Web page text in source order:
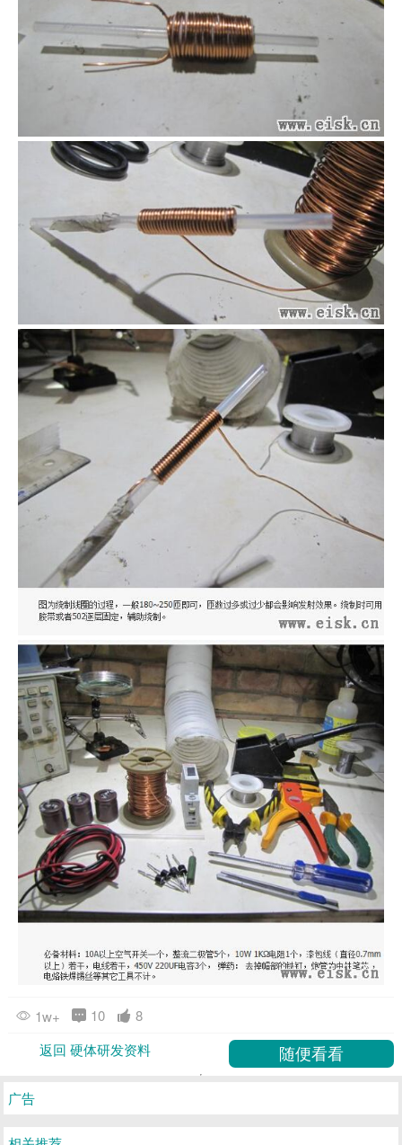
1w+ 10
8
返回 硬体研发资料
广告